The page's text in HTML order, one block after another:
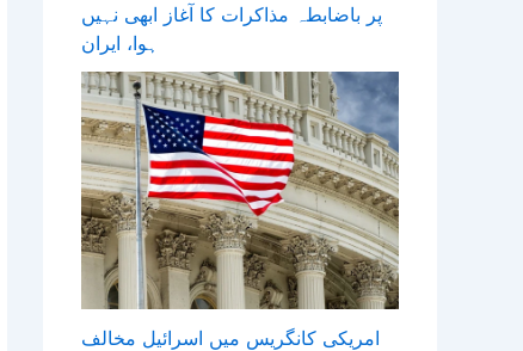
پر باضابطہ مذاکرات کا آغاز ابھی نہیں
ہوا، ایران
امریکی کانگریس میں اسرائیل مخالف